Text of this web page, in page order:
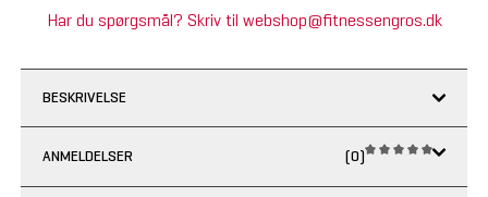
Har du spørgsmål? Skriv til webshop@fitnessengros.dk
BESKRIVELSE
ANMELDELSER (0)